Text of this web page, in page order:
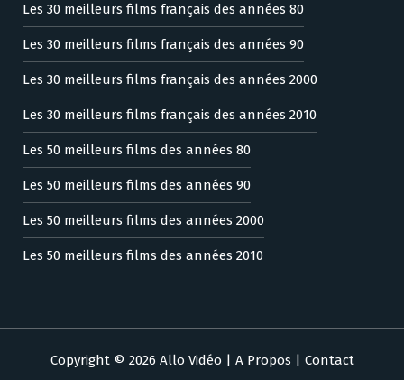
Les 30 meilleurs films français des années 80
Les 30 meilleurs films français des années 90
Les 30 meilleurs films français des années 2000
Les 30 meilleurs films français des années 2010
Les 50 meilleurs films des années 80
Les 50 meilleurs films des années 90
Les 50 meilleurs films des années 2000
Les 50 meilleurs films des années 2010
Copyright © 2026 Allo Vidéo | A Propos | Contact